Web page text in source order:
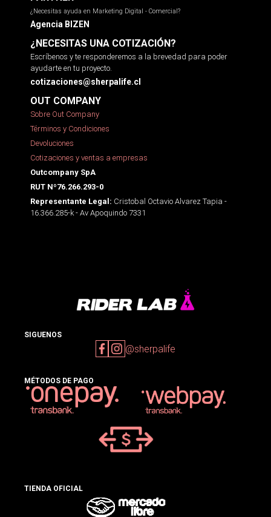
¿Necesitas ayuda en Marketing Digital - Comercial?
Agencia BIZEN
¿NECESITAS UNA COTIZACIÓN?
Escríbenos y te responderemos a la brevedad para poder
ayudarte en tu proyecto.
cotizaciones@sherpalife.cl
OUT COMPANY
Sobre Out Company
Términos y Condiciones
Devoluciones
Cotizaciones y ventas a empresas
Outcompany SpA
RUT Nº76.266.293-0
Representante Legal: Cristobal Octavio Alvarez Tapia -
16.366.285-k - Av Apoquindo 7331
SIGUENOS
@sherpalife
MÉTODOS DE PAGO
TIENDA OFICIAL